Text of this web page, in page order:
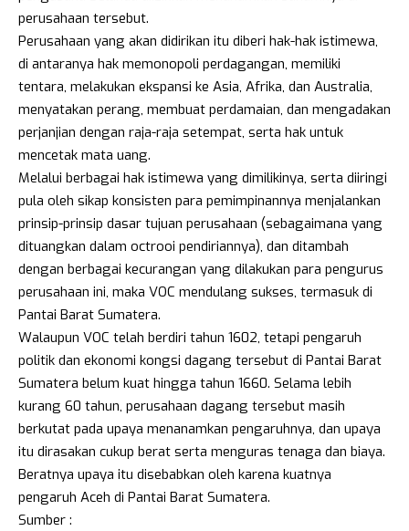
perusahaan tersebut.
Perusahaan yang akan didirikan itu diberi hak-hak istimewa,
di antaranya hak memonopoli perdagangan, memiliki
tentara, melakukan ekspansi ke Asia, Afrika, dan Australia,
menyatakan perang, membuat perdamaian, dan mengadakan
perjanjian dengan raja-raja setempat, serta hak untuk
mencetak mata uang.
Melalui berbagai hak istimewa yang dimilikinya, serta diiringi
pula oleh sikap konsisten para pemimpinannya menjalankan
prinsip-prinsip dasar tujuan perusahaan (sebagaimana yang
dituangkan dalam octrooi pendiriannya), dan ditambah
dengan berbagai kecurangan yang dilakukan para pengurus
perusahaan ini, maka VOC mendulang sukses, termasuk di
Pantai Barat Sumatera.
Walaupun VOC telah berdiri tahun 1602, tetapi pengaruh
politik dan ekonomi kongsi dagang tersebut di Pantai Barat
Sumatera belum kuat hingga tahun 1660. Selama lebih
kurang 60 tahun, perusahaan dagang tersebut masih
berkutat pada upaya menanamkan pengaruhnya, dan upaya
itu dirasakan cukup berat serta menguras tenaga dan biaya.
Beratnya upaya itu disebabkan oleh karena kuatnya
pengaruh Aceh di Pantai Barat Sumatera.
Sumber :